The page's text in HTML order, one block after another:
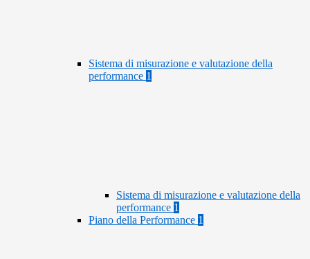
Sistema di misurazione e valutazione della
performance 1
Sistema di misurazione e valutazione della
performance 1
Piano della Performance 1